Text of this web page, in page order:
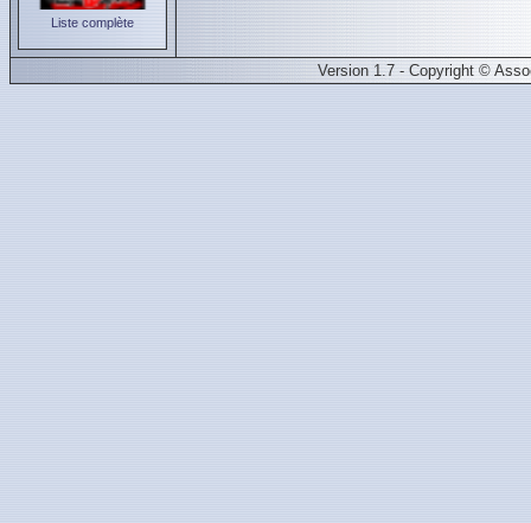
Liste complète
Version 1.7 - Copyright ©